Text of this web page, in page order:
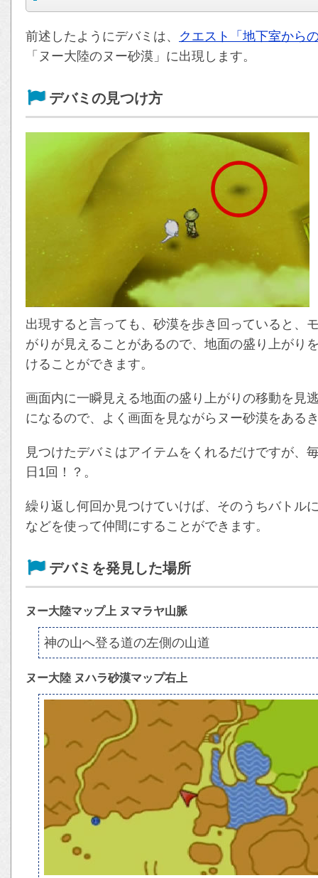
前述したようにデバミは、 クエスト「地下室から
「ヌー大陸のヌー砂漠」に出現します。
デバミの見つけ方
出現すると言っても、砂漠を歩き回っていると、
がりが見えることがあるので、地面の盛り上がり
けることができます。
画面内に一瞬見える地面の盛り上がりの移動を見
になるので、よく画面を見ながらヌー砂漠をある
見つけたデバミはアイテムをくれるだけですが、
日1回！？。
繰り返し何回か見つけていけば、そのうちバトル
などを使って仲間にすることができます。
デバミを発見した場所
ヌー大陸マップ上 ヌマラヤ山脈
神の山へ登る道の左側の山道
ヌー大陸 ヌハラ砂漠マップ右上